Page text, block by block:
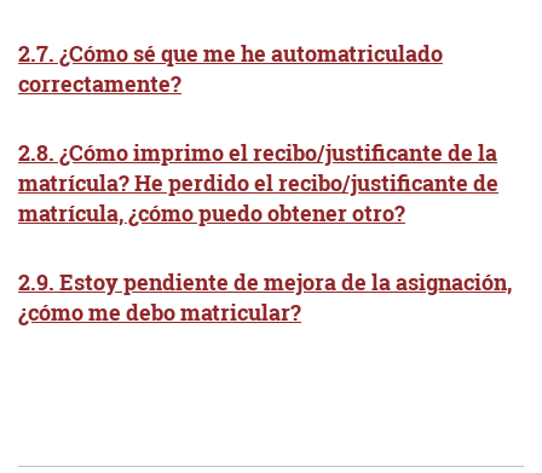
2.7. ¿Cómo sé que me he automatriculado
correctamente?
2.8. ¿Cómo imprimo el recibo/justificante de la
matrícula? He perdido el recibo/justificante de
matrícula, ¿cómo puedo obtener otro?
2.9. Estoy pendiente de mejora de la asignación,
¿cómo me debo matricular?